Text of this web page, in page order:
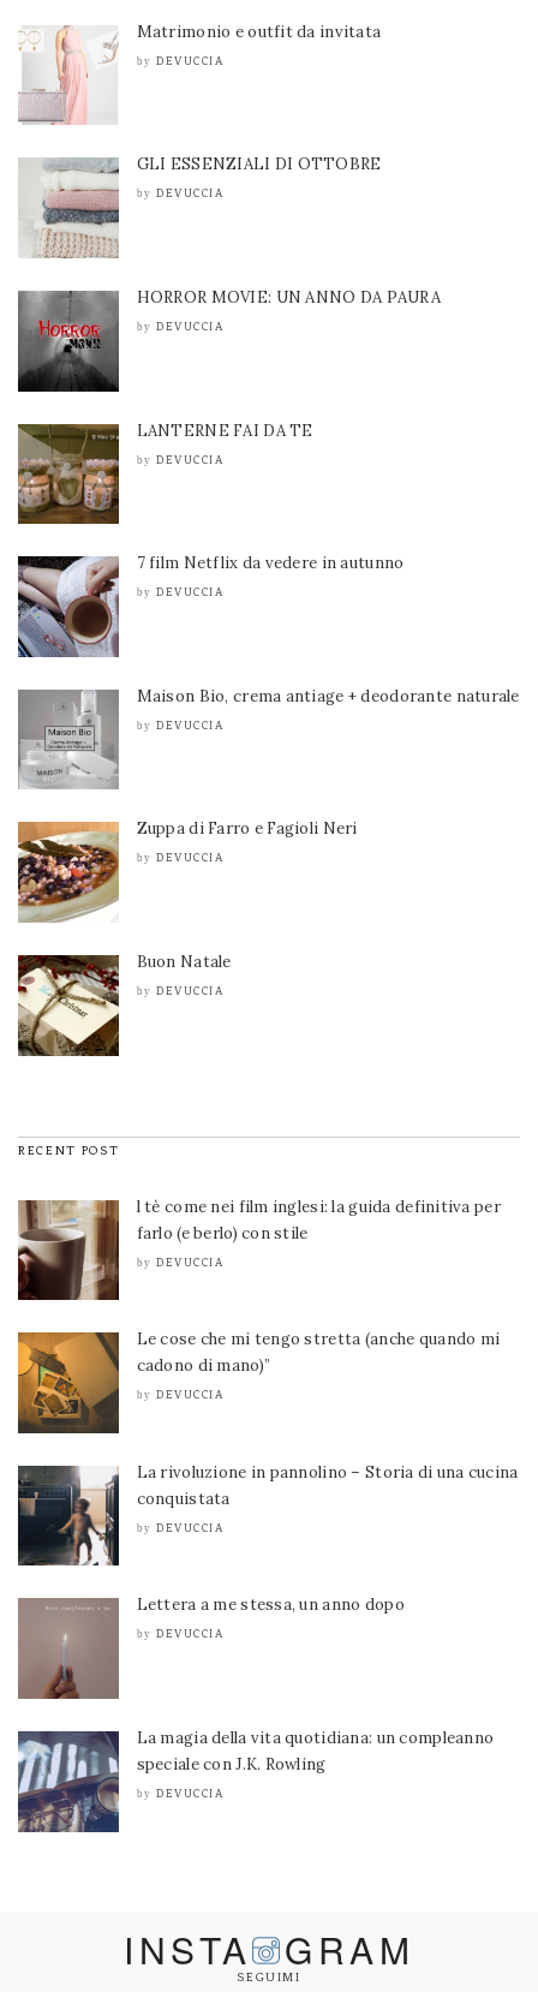
Matrimonio e outfit da invitata
by DEVUCCIA
GLI ESSENZIALI DI OTTOBRE
by DEVUCCIA
HORROR MOVIE: UN ANNO DA PAURA
by DEVUCCIA
LANTERNE FAI DA TE
by DEVUCCIA
7 film Netflix da vedere in autunno
by DEVUCCIA
Maison Bio, crema antiage + deodorante naturale
by DEVUCCIA
Zuppa di Farro e Fagioli Neri
by DEVUCCIA
Buon Natale
by DEVUCCIA
RECENT POST
l tè come nei film inglesi: la guida definitiva per
farlo (e berlo) con stile
by DEVUCCIA
Le cose che mi tengo stretta (anche quando mi
cadono di mano)”
by DEVUCCIA
La rivoluzione in pannolino – Storia di una cucina
conquistata
by DEVUCCIA
Lettera a me stessa, un anno dopo
by DEVUCCIA
La magia della vita quotidiana: un compleanno
speciale con J.K. Rowling
by DEVUCCIA
INSTA GRAM
SEGUIMI